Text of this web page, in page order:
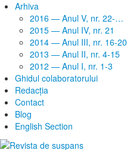
Arhiva
2016 — Anul V, nr. 22-…
2015 — Anul IV, nr. 21
2014 — Anul III, nr. 16-20
2013 — Anul II, nr. 4-15
2012 — Anul I, nr. 1-3
Ghidul colaboratorului
Redacţia
Contact
Blog
English Section